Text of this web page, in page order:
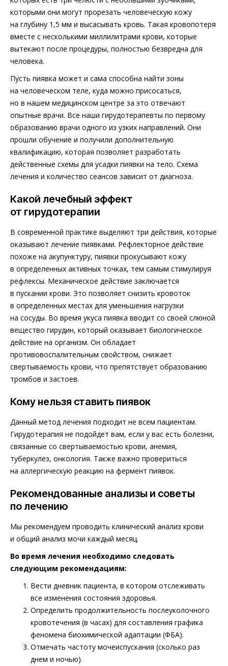
которыми они могут прорезать человеческую кожу
на глубину 1,5 мм и высасывать кровь. Такая кровопотеря
вместе с несколькими миллилитрами крови, которые
вытекают после процедуры, полностью безвредна для
человека.
Пусть пиявка может и сама способна найти зоны
на человеческом теле, куда можно присосаться,
но в нашем медицинском центре за это отвечают
опытные врачи. Все наши гирудотерапевты по первому
образованию врачи одного из узких направлений. Они
прошли обучение и получили дополнительную
квалификацию, которая позволяет разработать
действенные схемы для усадки пиявки на тело. Схема
лечения и количество сеансов зависит от диагноза.
Какой лечебный эффект
от гирудотерапии
В современной практике выделяют три действия, которые
оказывают лечение пиявками. Рефлекторное действие
похоже на акупунктуру, пиявки прокусывают кожу
в определенных активных точках, тем самым стимулируя
рефлексы. Механическое действие заключается
в пускании крови. Это позволяет снизить кровоток
в определенных местах для уменьшения нагрузки
на сосуды. Во время укуса пиявка вводит со своей слюной
вещество гирудин, который оказывает биологическое
действие на организм. Он обладает
противовоспалительным свойством, снижает
свертываемость крови, что препятствует образованию
тромбов и застоев.
Кому нельзя ставить пиявок
Данный метод лечения подходит не всем пациентам.
Гирудотерапия не подойдет вам, если у вас есть болезни,
связанные со свертываемостью крови, анемия,
туберкулез, онкология. Также важно провериться
на аллергическую реакцию на фермент пиявок.
Рекомендованные анализы и советы
по лечению
Мы рекомендуем проводить клинический анализ крови
и общий анализ мочи каждый месяц.
Во время лечения необходимо следовать
следующим рекомендациям:
Вести дневник пациента, в котором отслеживать
все изменения состояния здоровья.
Определить продолжительность послеуколочного
кровотечения (в часах) для составления графика
феномена биохимической адаптации (ФБА).
Отмечать частоту мочеиспускания (сколько раз
днем и ночью).